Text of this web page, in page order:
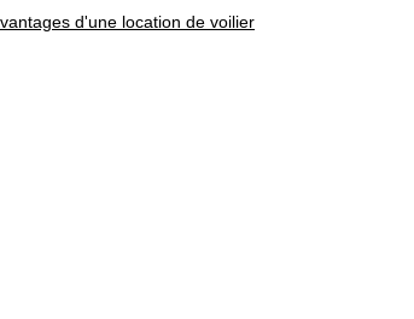
d'une location de voilier